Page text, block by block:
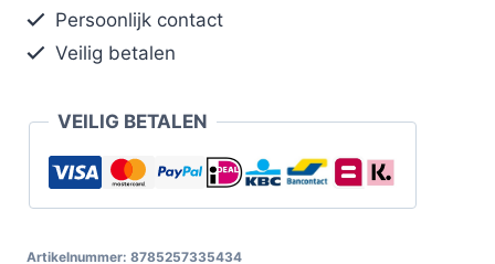
Persoonlijk contact
Veilig betalen
VEILIG BETALEN
Artikelnummer: 8785257335434